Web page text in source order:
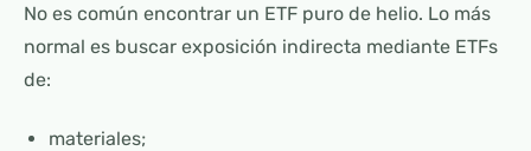
No es común encontrar un ETF puro de helio. Lo más
normal es buscar exposición indirecta mediante ETFs
de:
materiales;